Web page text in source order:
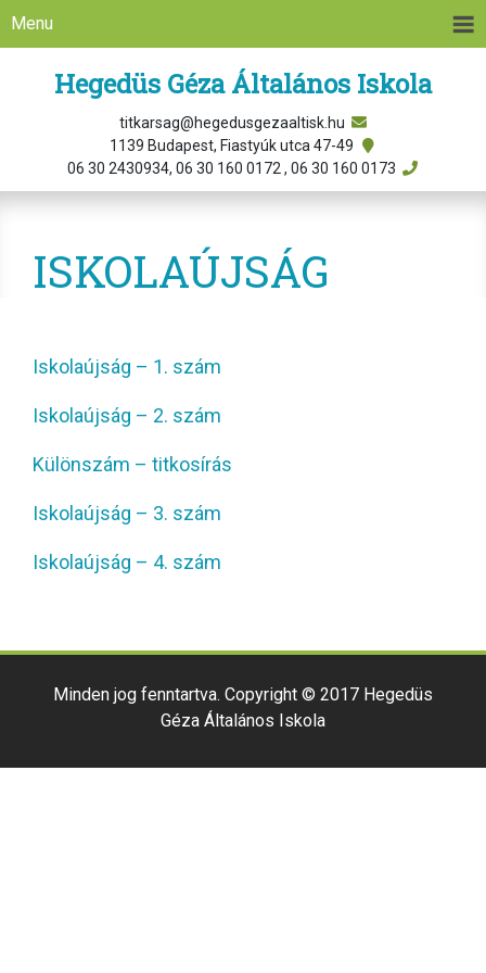
Menu
Hegedüs Géza Általános Iskola
titkarsag@hegedusgezaaltisk.hu
1139 Budapest, Fiastyúk utca 47-49
06 30 2430934, 06 30 160 0172 , 06 30 160 0173
ISKOLAÚJSÁG
Iskolaújság – 1. szám
Iskolaújság – 2. szám
Különszám – titkosírás
Iskolaújság – 3. szám
Iskolaújság – 4. szám
Minden jog fenntartva. Copyright © 2017 Hegedüs
Géza Általános Iskola